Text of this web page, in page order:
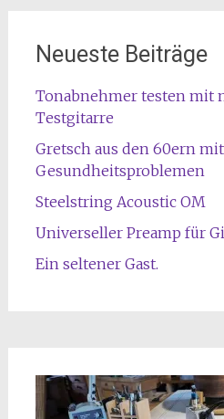
Neueste Beiträge
Tonabnehmer testen mit
Testgitarre
Gretsch aus den 60ern
Gesundheitsproblemen
Steelstring Acoustic OM
Universeller Preamp für
Ein seltener Gast.